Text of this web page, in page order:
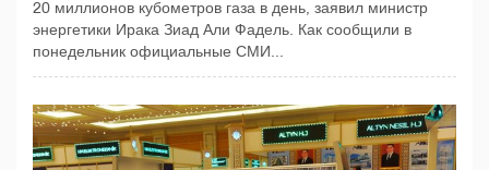
20 миллионов кубометров газа в день, заявил министр
энергетики Ирака Зиад Али Фадель. Как сообщили в
понедельник официальные СМИ...